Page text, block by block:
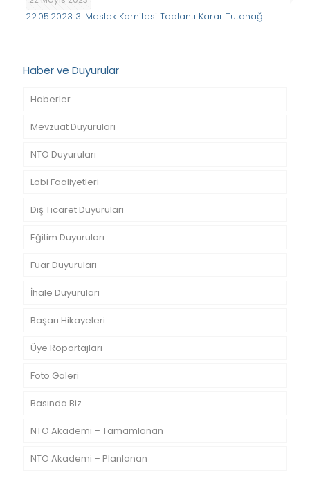
22.05.2023 3. Meslek Komitesi Toplantı Karar Tutanağı
Haber ve Duyurular
Haberler
Mevzuat Duyuruları
NTO Duyuruları
Lobi Faaliyetleri
Dış Ticaret Duyuruları
Eğitim Duyuruları
Fuar Duyuruları
İhale Duyuruları
Başarı Hikayeleri
Üye Röportajları
Foto Galeri
Basında Biz
NTO Akademi – Tamamlanan
NTO Akademi – Planlanan